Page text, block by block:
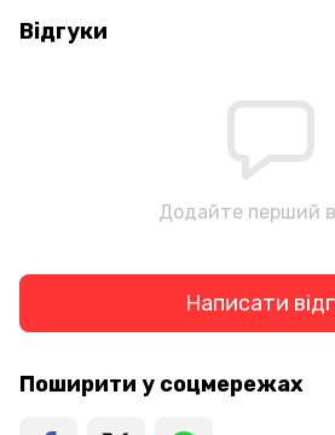
Відгуки
Додайте перший
Написати
Поширити у соцмережах